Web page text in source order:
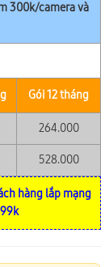
300k/camera và
Gói 12 tháng
264.000
528.000
hàng lắp mạng